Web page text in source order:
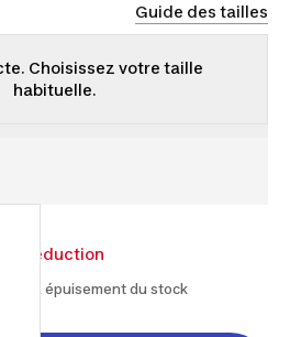
Guide des tailles
Choisissez votre taille
habituelle.
de réduction
épuisement du stock